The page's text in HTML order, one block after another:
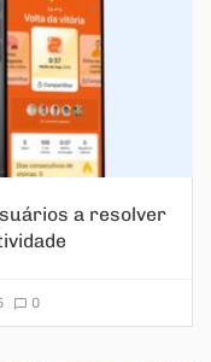
a resolver
0